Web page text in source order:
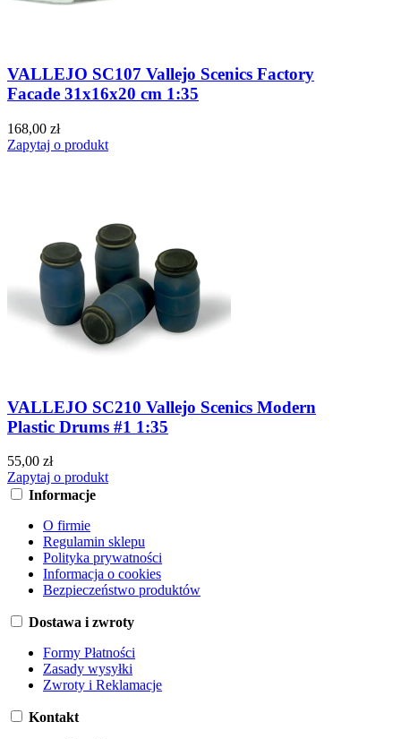
VALLEJO SC107 Vallejo Scenics Factory
Facade 31x16x20 cm 1:35
168,00 zł
Zapytaj o produkt
VALLEJO SC210 Vallejo Scenics Modern
Plastic Drums #1 1:35
55,00 zł
Zapytaj o produkt
Informacje
O firmie
Regulamin sklepu
Polityka prywatności
Informacja o cookies
Bezpieczeństwo produktów
Dostawa i zwroty
Formy Płatności
Zasady wysyłki
Zwroty i Reklamacje
Kontakt